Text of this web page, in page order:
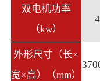
双电机功率
（kw）
外形尺寸（长×
宽×高）（mm）